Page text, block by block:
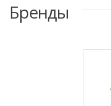
Бренды